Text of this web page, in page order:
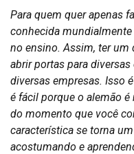
Para quem quer apenas
conhecida
no ensino. Assim, ter um
abrir portas para
diversas empresas. Isso
é fácil porque o alemão
do momento que você
característica se torna
acostumando e